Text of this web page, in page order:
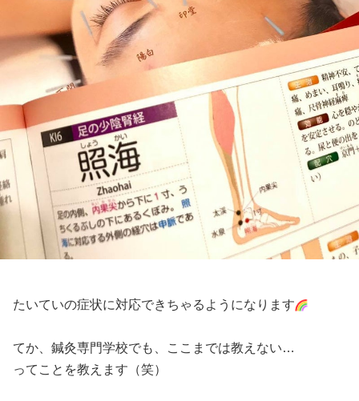
たいていの症状に対応できちゃるようになります
てか、鍼灸専門学校でも、ここまでは教えない…
ってことを教えます（笑）